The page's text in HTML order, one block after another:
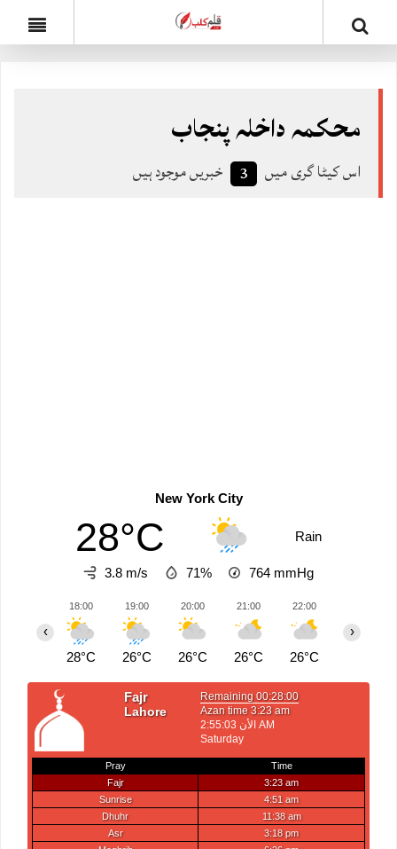
محکمہ داخلہ پنجاب
اس کیٹا گری میں 3 خبریں موجود ہیں
New York City
28°C Rain
3.8 m/s 71% 764 mmHg
18:00
28°C
19:00
26°C
20:00
26°C
21:00
26°C
22:00
26°C
‹ ›